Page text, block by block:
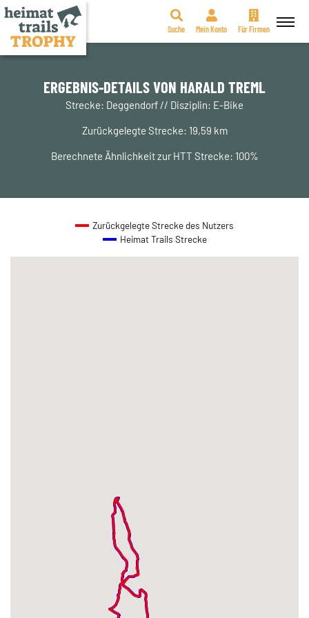
Zum
Suche Mein Konto Für Firmen
ERGEBNIS-DETAILS VON HARALD TREML
Strecke: Deggendorf // Disziplin: E-Bike
Zurückgelegte Strecke: 19,59 km
Berechnete Ähnlichkeit zur HTT Strecke: 100%
Zurückgelegte Strecke des Nutzers
Heimat Trails Strecke